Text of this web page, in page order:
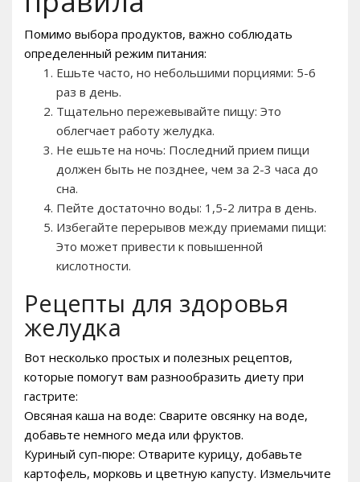
Помимо выбора продуктов, важно соблюдать
определенный режим питания:
Ешьте часто, но небольшими порциями: 5-6
раз в день.
Тщательно пережевывайте пищу: Это
облегчает работу желудка.
Не ешьте на ночь: Последний прием пищи
должен быть не позднее, чем за 2-3 часа до
сна.
Пейте достаточно воды: 1,5-2 литра в день.
Избегайте перерывов между приемами пищи:
Это может привести к повышенной
кислотности.
Рецепты для здоровья
желудка
Вот несколько простых и полезных рецептов,
которые помогут вам разнообразить диету при
гастрите:
Овсяная каша на воде: Сварите овсянку на воде,
добавьте немного меда или фруктов.
Куриный суп-пюре: Отварите курицу, добавьте
картофель, морковь и цветную капусту. Измельчите